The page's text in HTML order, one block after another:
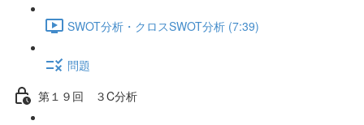
SWOT分析・クロスSWOT分析 (7:39)
問題
第１９回 ３C分析